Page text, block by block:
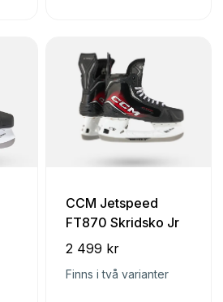
CCM Jetspeed
FT870 Skridsko Jr
2 499 kr
Finns i två varianter